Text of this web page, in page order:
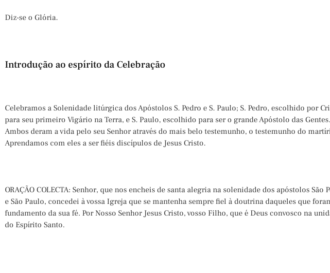
Diz-se o Glória.
Introdução ao espírito da Celebração
Celebramos a Solenidade litúrgica dos Apóstolos S. Pedro e S. Paulo; S. Pedro, escolhido por
para seu primeiro Vigário na Terra, e S. Paulo, escolhido para ser o grande Apóstolo das Gentes.
Ambos deram a vida pelo seu Senhor através do mais belo testemunho, o testemunho do
Aprendamos com eles a ser fiéis discípulos de Jesus Cristo.
ORAÇÃO COLECTA: Senhor, que nos encheis de santa alegria na solenidade dos apóstolos São
e São Paulo, concedei à vossa Igreja que se mantenha sempre fiel à doutrina daqueles que
fundamento da sua fé. Por Nosso Senhor Jesus Cristo, vosso Filho, que é Deus convosco na
do Espírito Santo.